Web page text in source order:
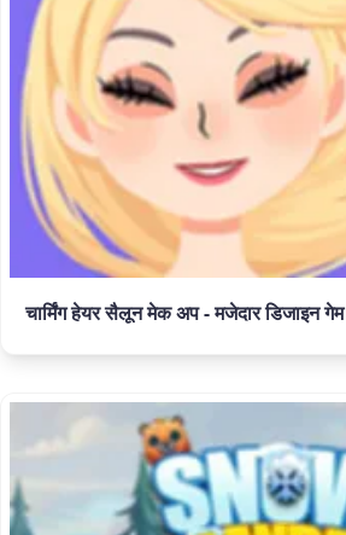
चार्मिंग हेयर सैलून मेक अप - मजेदार डिजाइन गेम